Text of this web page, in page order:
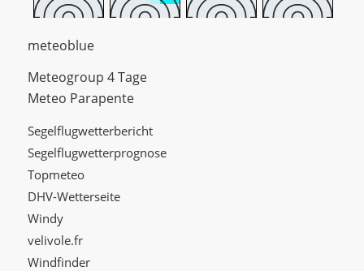
meteoblue
Meteogroup 4 Tage
Meteo Parapente
Segelflugwetterbericht
Segelflugwetterprognose
Topmeteo
DHV-Wetterseite
Windy
velivole.fr
Windfinder